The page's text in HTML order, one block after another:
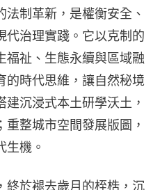
制革新，是權衡安全、
代治理實踐。它以克制的
福祉、生態永續與區域融
的時代思維，讓自然秘境
沉浸式本土研學沃土，
整城市空間發展版圖，
生機。
終於褪去歲月的桎梏，沉